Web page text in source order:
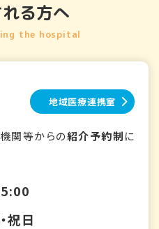
る方へ
the hospital
地域医療連携室
関等からの紹介予約制に
祝日